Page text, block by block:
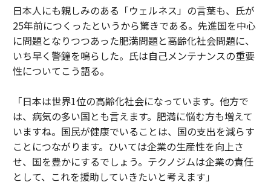
日本人にも親しみのある「ウェルネス」の言葉も、氏が
25年前につくったというから驚きである。先進国を中心
に問題となりつつあった肥満問題と高齢化社会問題に、
いち早く警鐘を鳴らした。氏は自己メンテナンスの重要
性についてこう語る。
「日本は世界1位の高齢化社会になっています。他方で
は、病気の多い国とも言えます。肥満に悩む方も増えて
いますね。国民が健康でいることは、国の支出を減らす
ことにつながります。ひいては企業の生産性を向上さ
せ、国を豊かにするでしょう。テクノジムは企業の責任
として、これを援助していきたいと考えます」